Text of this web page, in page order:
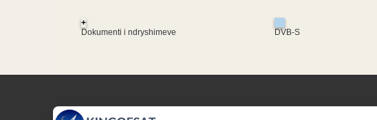
+
Dokumenti i ndryshimeve
DVB-S